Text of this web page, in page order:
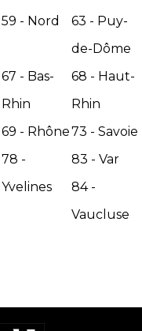
59 - Nord 63 - Puy-
de-Dôme
67 - Bas-
Rhin
68 - Haut-
Rhin
69 - Rhône73 - Savoie
78 -
Yvelines
83 - Var
84-
Vaucluse